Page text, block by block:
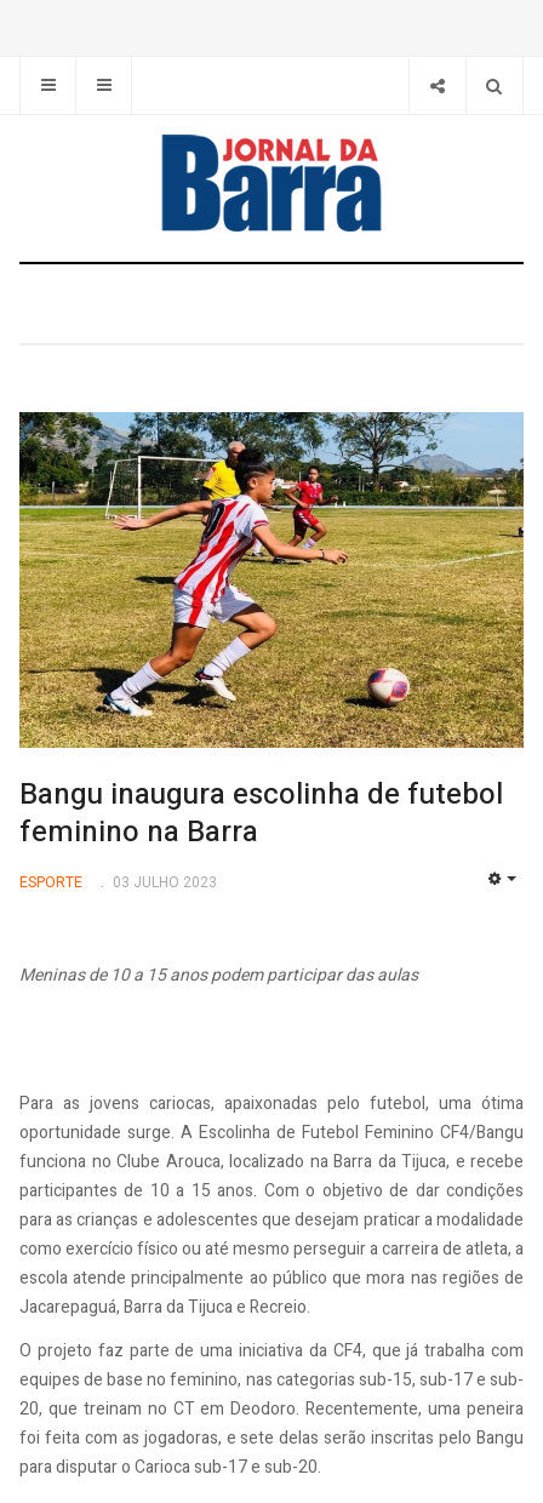
Bangu inaugura escolinha de futebol
feminino na Barra
ESPORTE 03 JULHO 2023
Meninas de 10 a 15 anos podem participar das aulas
Para as jovens cariocas, apaixonadas pelo futebol, uma ótima
oportunidade surge. A Escolinha de Futebol Feminino CF4/Bangu
funciona no Clube Arouca, localizado na Barra da Tijuca, e recebe
participantes de 10 a 15 anos. Com o objetivo de dar condições
para as crianças e adolescentes que desejam praticar a modalidade
como exercício físico ou até mesmo perseguir a carreira de atleta, a
escola atende principalmente ao público que mora nas regiões de
Jacarepaguá, Barra da Tijuca e Recreio.
O projeto faz parte de uma iniciativa da CF4, que já trabalha com
equipes de base no feminino, nas categorias sub-15, sub-17 e sub-
20, que treinam no CT em Deodoro. Recentemente, uma peneira
foi feita com as jogadoras, e sete delas serão inscritas pelo Bangu
para disputar o Carioca sub-17 e sub-20.